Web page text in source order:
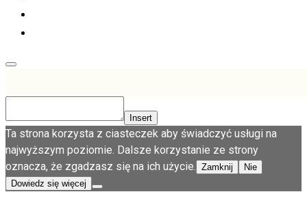
Insert
Ta strona korzysta z ciasteczek aby świadczyć usługi na
najwyższym poziomie. Dalsze korzystanie ze strony
oznacza, że zgadzasz się na ich użycie. Zamknij
Nie
Dowiedz się więcej